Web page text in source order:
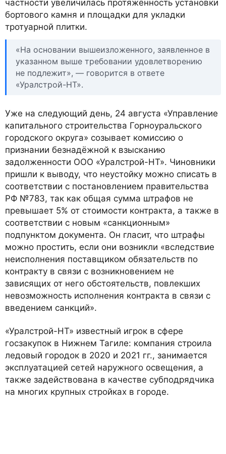
частности увеличилась протяжённость установки
бортового камня и площадки для укладки
тротуарной плитки.
«На основании вышеизложенного, заявленное в
указанном выше требовании удовлетворению
не подлежит», — говорится в ответе
«Уралстрой-НТ».
Уже на следующий день, 24 августа «Управление
капитального строительства Горноуральского
городского округа» созывает комиссию о
признании безнадёжной к взысканию
задолженности ООО «Уралстрой-НТ». Чиновники
пришли к выводу, что неустойку можно списать в
соответствии с постановлением правительства
РФ №783, так как общая сумма штрафов не
превышает 5% от стоимости контракта, а также в
соответствии с новым «санкционным»
подпунктом документа. Он гласит, что штрафы
можно простить, если они возникли «вследствие
неисполнения поставщиком обязательств по
контракту в связи с возникновением не
зависящих от него обстоятельств, повлекших
невозможность исполнения контракта в связи с
введением санкций».
«Уралстрой-НТ» известный игрок в сфере
госзакупок в Нижнем Тагиле: компания строила
ледовый городок в 2020 и 2021 гг., занимается
эксплуатацией сетей наружного освещения, а
также задействована в качестве субподрядчика
на многих крупных стройках в городе.